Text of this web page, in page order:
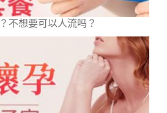
不想要可以人流吗？